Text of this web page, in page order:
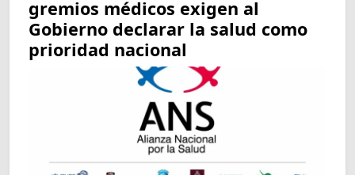
gremios médicos exigen al
Gobierno declarar la salud como
prioridad nacional